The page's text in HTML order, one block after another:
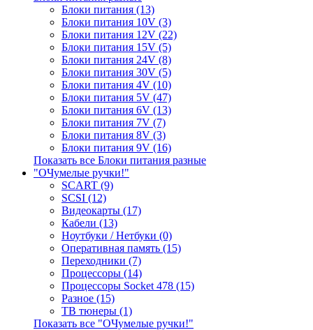
Блоки питания (13)
Блоки питания 10V (3)
Блоки питания 12V (22)
Блоки питания 15V (5)
Блоки питания 24V (8)
Блоки питания 30V (5)
Блоки питания 4V (10)
Блоки питания 5V (47)
Блоки питания 6V (13)
Блоки питания 7V (7)
Блоки питания 8V (3)
Блоки питания 9V (16)
Показать все Блоки питания разные
"ОЧумелые ручки!"
SCART (9)
SCSI (12)
Видеокарты (17)
Кабели (13)
Ноутбуки / Нетбуки (0)
Оперативная память (15)
Переходники (7)
Процессоры (14)
Процессоры Socket 478 (15)
Разное (15)
ТВ тюнеры (1)
Показать все "ОЧумелые ручки!"